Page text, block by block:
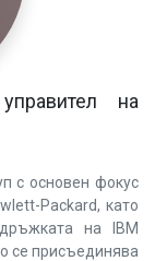
на
с основен фокус
Packard, като
на IBM
се присъединява